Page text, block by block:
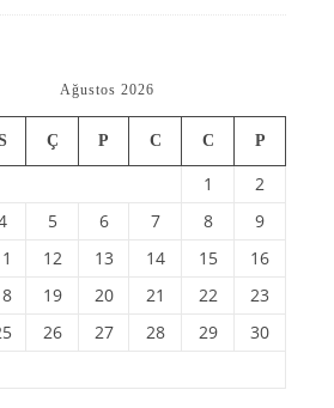
Ağustos 2026
Ç P C C P
1
2
5 6 7 8
9
12 13 14 15
16
19 20 21 22
23
26 27 28 29
30